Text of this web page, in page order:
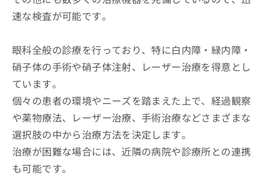
速な検査が可能です。
眼科全般の診療を行っており、特に白内障・緑内障・
硝子体の手術や硝子体注射、レーザー治療を得意とし
ています。
個々の患者の環境やニーズを踏まえた上で、経過観察
や薬物療法、レーザー治療、手術治療などさまざまな
選択肢の中から治療方法を決定します。
治療が困難な場合には、近隣の病院や診療所との連携
も可能です。